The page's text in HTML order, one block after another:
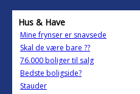
Hus & Have
Mine frynser er snavsede
Skal de være bare ??
76.000 boliger til salg
Bedste boligside?
Stauder